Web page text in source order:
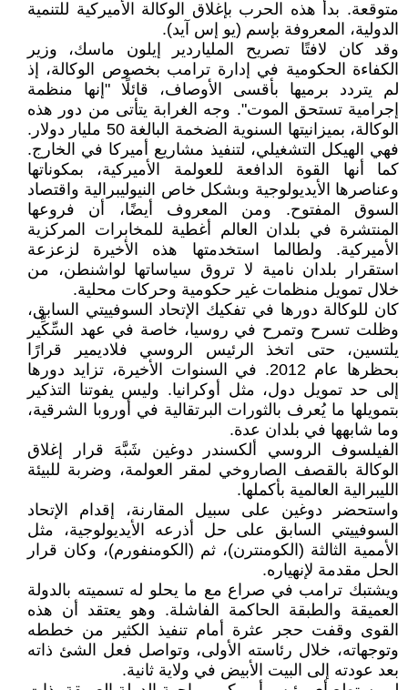
متوقعة. بدأ هذه الحرب بإغلاق الوكالة الأميركية للتنمية
الدولية، المعروفة بإسم (يو إس آيد).
وقد كان لافتًا تصريح الملياردير إيلون ماسك، وزير
الكفاءة الحكومية في إدارة ترامب بخصوص الوكالة، إذ
لم يتردد برميها بأقسى الأوصاف، قائلًا "إنها منظمة
إجرامية تستحق الموت". وجه الغرابة يتأتى من دور هذه
الوكالة، بميزانيتها السنوية الضخمة البالغة 50 مليار دولار.
فهي الهيكل التشغيلي، لتنفيذ مشاريع أميركا في الخارج.
كما أنها القوة الدافعة للعولمة الأميركية، بمكوناتها
وعناصرها الأيديولوجية وبشكل خاص النيوليبرالية واقتصاد
السوق المفتوح. ومن المعروف أيضًا، أن فروعها
المنتشرة في بلدان العالم أغطية للمخابرات المركزية
الأميركية. ولطالما استخدمتها هذه الأخيرة لزعزعة
استقرار بلدان نامية لا تروق سياساتها لواشنطن، من
خلال تمويل منظمات غير حكومية وحركات محلية.
كان للوكالة دورها في تفكيك الإتحاد السوفييتي السابق،
وظلت تسرح وتمرح في روسيا، خاصة في عهد السِّكِّير
يلتسين، حتى اتخذ الرئيس الروسي فلاديمير قرارًا
بحظرها عام 2012. في السنوات الأخيرة، تزايد دورها
إلى حد تمويل دول، مثل أوكرانيا. وليس يفوتنا التذكير
بتمويلها ما يُعرف بالثورات البرتقالية في أوروبا الشرقية،
وما شابهها في بلدان عدة.
الفيلسوف الروسي ألكسندر دوغين شَبَّهَ قرار إغلاق
الوكالة بالقصف الصاروخي لمقر العولمة، وضربة للبيئة
الليبرالية العالمية بأكملها.
واستحضر دوغين على سبيل المقارنة، إقدام الإتحاد
السوفييتي السابق على حل أذرعه الأيديولوجية، مثل
الأممية الثالثة (الكومنترن)، ثم (الكومنفورم)، وكان قرار
الحل مقدمة لإنهياره.
ويشتبك ترامب في صراع مع ما يحلو له تسميته بالدولة
العميقة والطبقة الحاكمة الفاشلة. وهو يعتقد أن هذه
القوى وقفت حجر عثرة أمام تنفيذ الكثير من خططه
وتوجهاته، خلال رئاسته الأولى، وتواصل فعل الشئ ذاته
بعد عودته إلى البيت الأبيض في ولاية ثانية.